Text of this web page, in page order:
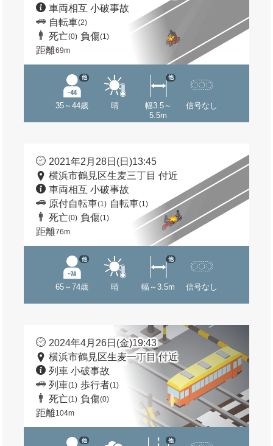
車両相互 小破事故
自転車(2)
死亡(0) 負傷(1)
距離69m
35～44歳
他
晴
幅3.5～
5.5m
他
信号なし
2021年2月28日(日)13:45
横浜市鶴見区生麦三丁目 付近
車両相互 小破事故
原付自転車(1) 自転車(1)
死亡(0) 負傷(1)
距離76m
65～74歳
他
晴 幅～3.5m
他
信号なし
2024年4月26日(金)19:43
横浜市鶴見区生麦一丁目 付近
列車 小破事故
列車(1) 歩行者(1)
死亡(1) 負傷(0)
距離104m
他 他